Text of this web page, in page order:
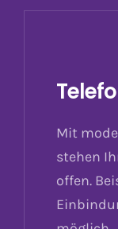
Mit
stehen
offen.